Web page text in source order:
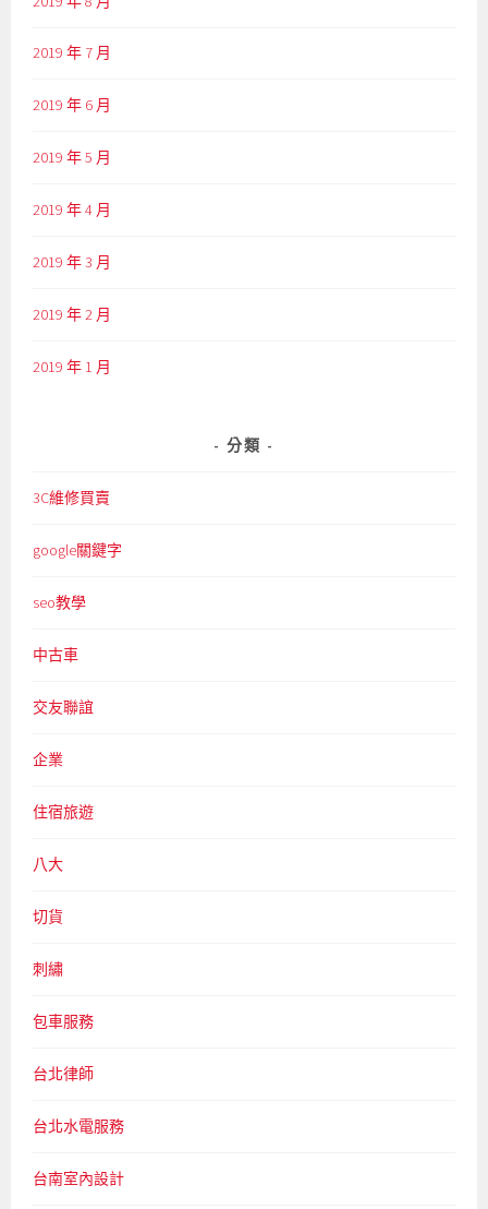
2019 年 7 月
2019 年 6 月
2019 年 5 月
2019 年 4 月
2019 年 3 月
2019 年 2 月
2019 年 1 月
分類
3C維修買賣
google關鍵字
seo教學
中古車
交友聯誼
企業
住宿旅遊
八大
切貨
刺繡
包車服務
台北律師
台北水電服務
台南室內設計